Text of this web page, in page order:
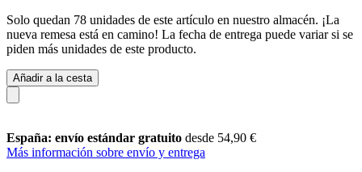
Solo quedan 78 unidades de este artículo en nuestro almacén. ¡La
nueva remesa está en camino! La fecha de entrega puede variar si se
piden más unidades de este producto.
Añadir a la cesta
España: envío estándar gratuito desde 54,90 €
Más información sobre envío y entrega